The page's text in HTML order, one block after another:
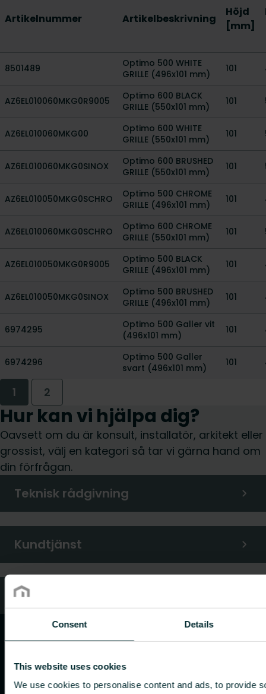
Consent Details
This website uses cookies
We use cookies to personalise content and ads, to provide
Artikelnummer Artikelbeskrivning
Höjd
[mm]
8501489
Optimo 500 WHITE
GRILLE (496x101 mm)
101
AZ6EL010060MKG0R9005
Optimo 600 BLACK
GRILLE (550x101 mm)
101
AZ6EL010060MKG00
Optimo 600 WHITE
GRILLE (550x101 mm)
101
AZ6EL010060MKG0SINOX
Optimo 600 BRUSHED
GRILLE (550x101 mm)
101
AZ6EL010050MKG0SCHRO
Optimo 500 CHROME
GRILLE (496x101 mm)
101
AZ6EL010060MKG0SCHRO
Optimo 600 CHROME
GRILLE (550x101 mm)
101
AZ6EL010050MKG0R9005
Optimo 500 BLACK
GRILLE (496x101 mm)
101
AZ6EL010050MKG0SINOX
Optimo 500 BRUSHED
GRILLE (496x101 mm)
101
6974295
Optimo 500 Galler vit
(496x101 mm)
101
6974296
Optimo 500 Galler
svart (496x101 mm)
101
1 2
Hur kan vi hjälpa dig?
Oavsett om du är konsult, installatör, arkitekt eller
grossist, välj en kategori så tar vi gärna hand om
din förfrågan.
Teknisk rådgivning
Kundtjänst
Vanliga frågor